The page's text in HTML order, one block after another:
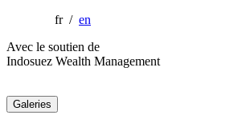
fr / en
Avec le soutien de
Indosuez Wealth Management
Galeries